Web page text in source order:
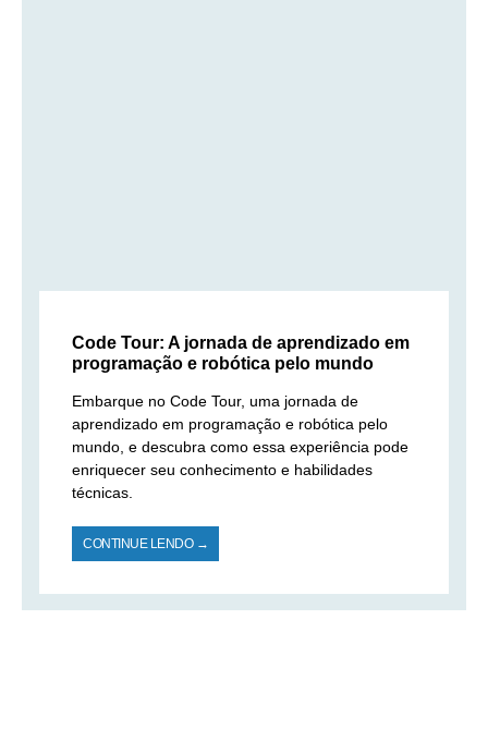
Code Tour: A jornada de aprendizado em
programação e robótica pelo mundo
Embarque no Code Tour, uma jornada de
aprendizado em programação e robótica pelo
mundo, e descubra como essa experiência pode
enriquecer seu conhecimento e habilidades
técnicas.
CONTINUE LENDO →